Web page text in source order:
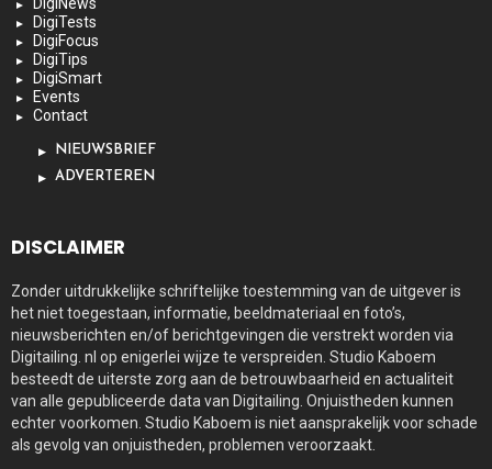
DigiNews
DigiTests
DigiFocus
DigiTips
DigiSmart
Events
Contact
NIEUWSBRIEF
ADVERTEREN
DISCLAIMER
Zonder uitdrukkelijke schriftelijke toestemming van de uitgever is
het niet toegestaan, informatie, beeldmateriaal en foto’s,
nieuwsberichten en/of berichtgevingen die verstrekt worden via
Digitailing. nl op enigerlei wijze te verspreiden. Studio Kaboem
besteedt de uiterste zorg aan de betrouwbaarheid en actualiteit
van alle gepubliceerde data van Digitailing. Onjuistheden kunnen
echter voorkomen. Studio Kaboem is niet aansprakelijk voor schade
als gevolg van onjuistheden, problemen veroorzaakt.